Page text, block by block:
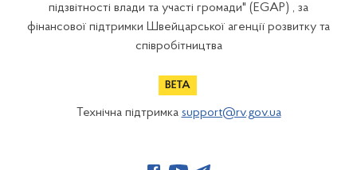
підзвітності влади та участі громади" (EGAP) , за
фінансової підтримки Швейцарської агенції розвитку та
співробітництва
Технічна підтримка support@rv.gov.ua